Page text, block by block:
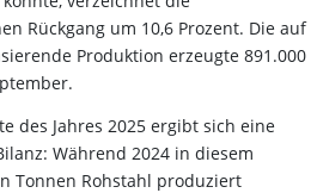
Rückgang um 10,6 Prozent. Die auf
Produktion erzeugte 891.000
des Jahres 2025 ergibt sich eine
Während 2024 in diesem
Tonnen Rohstahl produziert